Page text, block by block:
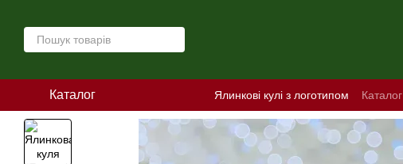
Каталог Ялинкові кулі з логотипом Каталог